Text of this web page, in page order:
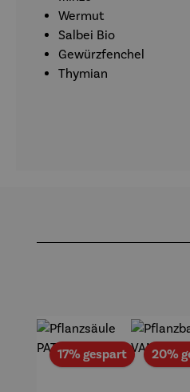
Wermut
Salbei Bio
Gewürzfenchel
Thymian
17% gespartRabatt
20%